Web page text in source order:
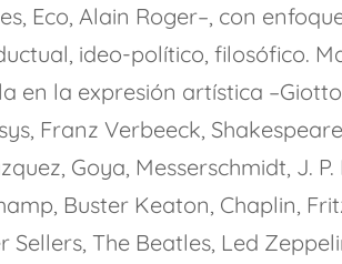
Eco, Alain Roger–, con
ideo-político, filosófico.
en la expresión artística
Franz Verbeeck,
Goya, Messerschmidt, J.
Buster Keaton, Chaplin,
Sellers, The Beatles, Led